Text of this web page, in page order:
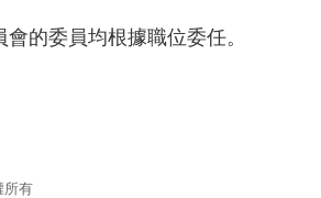
的委員均根據職位委任。
所有